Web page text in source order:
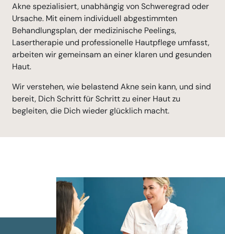
Akne spezialisiert, unabhängig von Schweregrad oder
Ursache. Mit einem individuell abgestimmten
Behandlungsplan, der medizinische Peelings,
Lasertherapie und professionelle Hautpflege umfasst,
arbeiten wir gemeinsam an einer klaren und gesunden
Haut.
Wir verstehen, wie belastend Akne sein kann, und sind
bereit, Dich Schritt für Schritt zu einer Haut zu
begleiten, die Dich wieder glücklich macht.